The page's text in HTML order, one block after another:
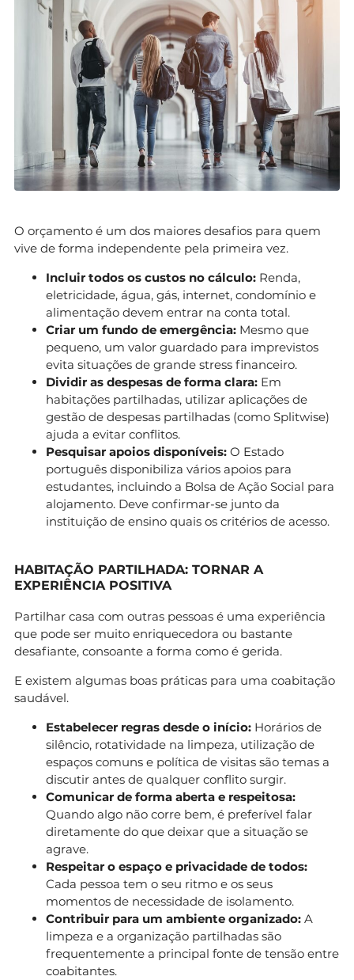
O orçamento é um dos maiores desafios para quem
vive de forma independente pela primeira vez.
Incluir todos os custos no cálculo: Renda,
eletricidade, água, gás, internet, condomínio e
alimentação devem entrar na conta total.
Criar um fundo de emergência: Mesmo que
pequeno, um valor guardado para imprevistos
evita situações de grande stress financeiro.
Dividir as despesas de forma clara: Em
habitações partilhadas, utilizar aplicações de
gestão de despesas partilhadas (como Splitwise)
ajuda a evitar conflitos.
Pesquisar apoios disponíveis: O Estado
português disponibiliza vários apoios para
estudantes, incluindo a Bolsa de Ação Social para
alojamento. Deve confirmar-se junto da
instituição de ensino quais os critérios de acesso.
HABITAÇÃO PARTILHADA: TORNAR A
EXPERIÊNCIA POSITIVA
Partilhar casa com outras pessoas é uma experiência
que pode ser muito enriquecedora ou bastante
desafiante, consoante a forma como é gerida.
E existem algumas boas práticas para uma coabitação
saudável.
Estabelecer regras desde o início: Horários de
silêncio, rotatividade na limpeza, utilização de
espaços comuns e política de visitas são temas a
discutir antes de qualquer conflito surgir.
Comunicar de forma aberta e respeitosa:
Quando algo não corre bem, é preferível falar
diretamente do que deixar que a situação se
agrave.
Respeitar o espaço e privacidade de todos:
Cada pessoa tem o seu ritmo e os seus
momentos de necessidade de isolamento.
Contribuir para um ambiente organizado: A
limpeza e a organização partilhadas são
frequentemente a principal fonte de tensão entre
coabitantes.